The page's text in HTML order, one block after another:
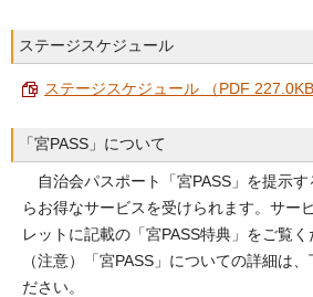
ステージスケジュール
ステージスケジュール （PDF 227.0KB
「宮PASS」について
自治会パスポート「宮PASS」を提示
らお得なサービスを受けられます。サー
レットに記載の「宮PASS特典」をご覧く
（注意）「宮PASS」についての詳細は
ださい。